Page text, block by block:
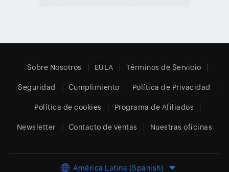
Sobre Nosotros EULA Términos de Servicio
Seguridad Cumplimiento Política de Privacidad
Política de cookies Programa de Afiliados
Newsletter Contacto de ventas Nuestras oficinas
América Latina (Spanish)